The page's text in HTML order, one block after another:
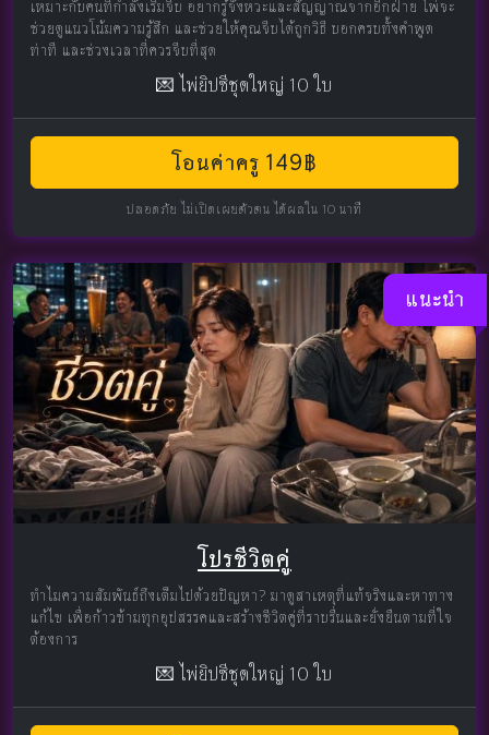
เหมาะกับคนที่กำลังเริ่มจีบ อยากรู้จังหวะและสัญญาณจากอีกฝ่าย ไพ่จะ
ช่วยดูแนวโน้มความรู้สึก และช่วยให้คุณจีบได้ถูกวิธี บอกครบทั้งคำพูด
ท่าที และช่วงเวลาที่ควรจีบที่สุด
💌 ไพ่ยิปซีชุดใหญ่ 10 ใบ
โอนค่าครู 149฿
ปลอดภัย ไม่เปิดเผยตัวตน ได้ผลใน 10 นาที
แนะนำ
โปรชีวิตคู่
ทำไมความสัมพันธ์ถึงเต็มไปด้วยปัญหา? มาดูสาเหตุที่แท้จริงและหาทาง
แก้ไข เพื่อก้าวข้ามทุกอุปสรรคและสร้างชีวิตคู่ที่ราบรื่นและยั่งยืนตามที่ใจ
ต้องการ
💌 ไพ่ยิปซีชุดใหญ่ 10 ใบ